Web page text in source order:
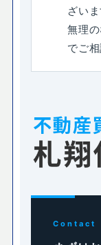
ざい
無理
でご相
Contact